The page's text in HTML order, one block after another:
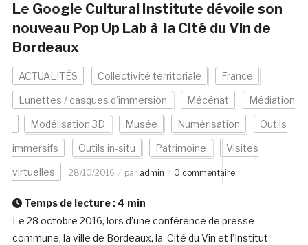
Le Google Cultural Institute dévoile son
nouveau Pop Up Lab à la Cité du Vin de
Bordeaux
ACTUALITÉS Collectivité territoriale France
Lunettes / casques d'immersion Mécénat Médiation
Modélisation 3D Musée Numérisation Outils
immersifs Outils in-situ Patrimoine Visites
virtuelles 28/10/2016 par admin 0 commentaire
Temps de lecture : 4 min
Le 28 octobre 2016, lors d’une conférence de presse
commune, la ville de Bordeaux, la Cité du Vin et l’Institut